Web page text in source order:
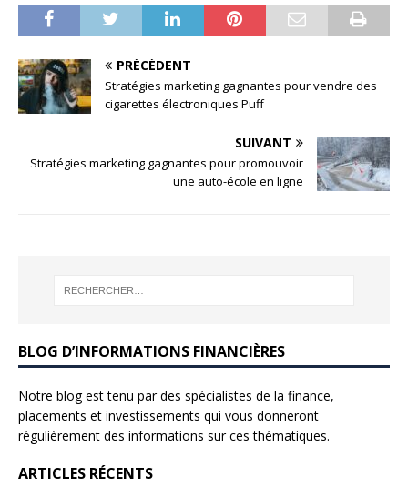
PRÉCÉDENT
Stratégies marketing gagnantes pour vendre des
cigarettes électroniques Puff
SUIVANT
Stratégies marketing gagnantes pour promouvoir
une auto-école en ligne
BLOG D’INFORMATIONS FINANCIÈRES
Notre blog est tenu par des spécialistes de la finance,
placements et investissements qui vous donneront
régulièrement des informations sur ces thématiques.
ARTICLES RÉCENTS